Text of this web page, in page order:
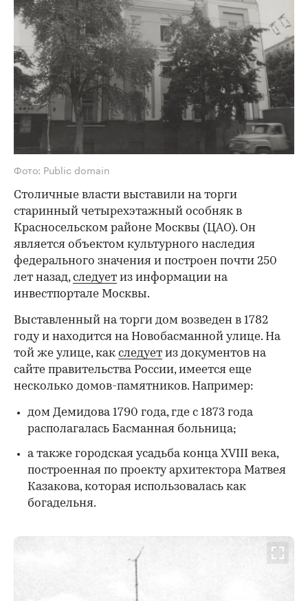
Фото: Public domain
Столичные власти выставили на торги
старинный четырехэтажный особняк в
Красносельском районе Москвы (ЦАО). Он
является объектом культурного наследия
федерального значения и построен почти 250
лет назад,следует из информации на
инвестпортале Москвы.
Выставленный на торги дом возведен в 1782
году и находится на Новобасманной улице. На
той же улице, как следует из документов на
сайте правительства России, имеется еще
несколько домов-памятников. Например:
дом Демидова 1790 года, где с 1873 года
располагалась Басманная больница;
а также городская усадьба конца XVIII века,
построенная по проекту архитектора Матвея
Казакова, которая использовалась как
богадельня.